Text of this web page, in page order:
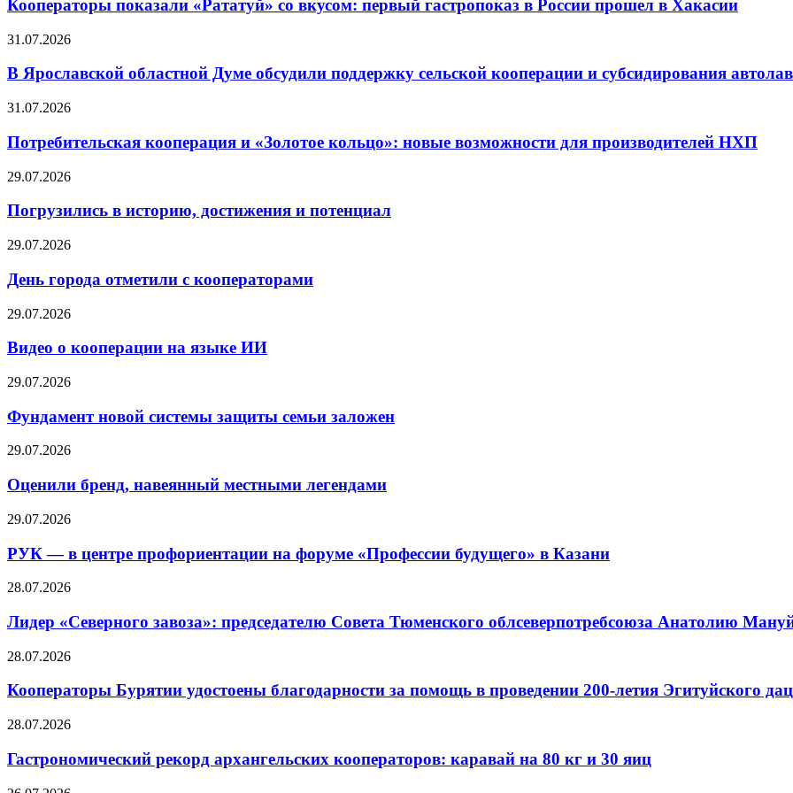
Кооператоры показали «Рататуй» со вкусом: первый гастропоказ в России прошел в Хакасии
31.07.2026
В Ярославской областной Думе обсудили поддержку сельской кооперации и субсидирования
31.07.2026
Потребительская кооперация и «Золотое кольцо»: новые возможности для производителей НХП
29.07.2026
Погрузились в историю, достижения и потенциал
29.07.2026
День города отметили с кооператорами
29.07.2026
Видео о кооперации на языке ИИ
29.07.2026
Фундамент новой системы защиты семьи заложен
29.07.2026
Оценили бренд, навеянный местными легендами
29.07.2026
РУК — в центре профориентации на форуме «Профессии будущего» в Казани
28.07.2026
Лидер «Северного завоза»: председателю Совета Тюменского облсеверпотребсоюза Анатолию
28.07.2026
Кооператоры Бурятии удостоены благодарности за помощь в проведении 200-летия Эгитуйского
28.07.2026
Гастрономический рекорд архангельских кооператоров: каравай на 80 кг и 30 яиц